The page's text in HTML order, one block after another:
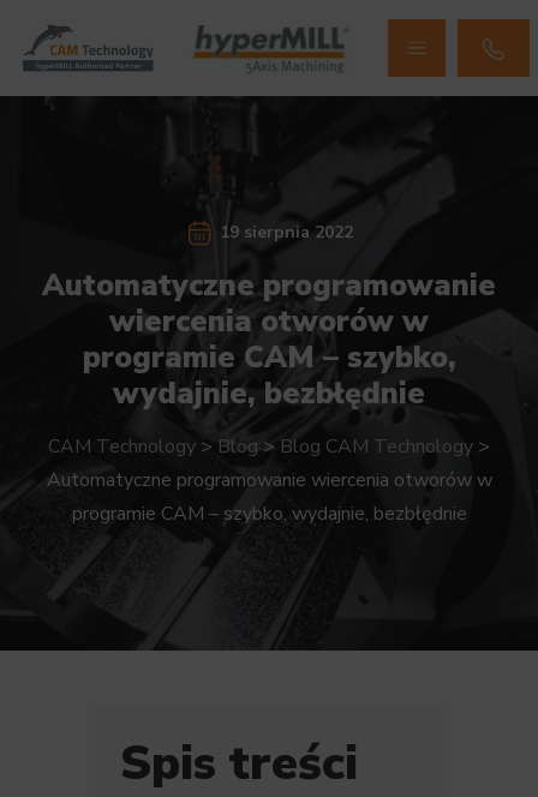
19 sierpnia 2022
Automatyczne programowanie
wiercenia otworów w
programie CAM – szybko,
wydajnie, bezbłędnie
CAM Technology > Blog > Blog CAM Technology >
Automatyczne programowanie wiercenia otworów w
programie CAM – szybko, wydajnie, bezbłędnie
Spis treści